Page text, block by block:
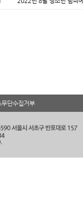
무단수집거부